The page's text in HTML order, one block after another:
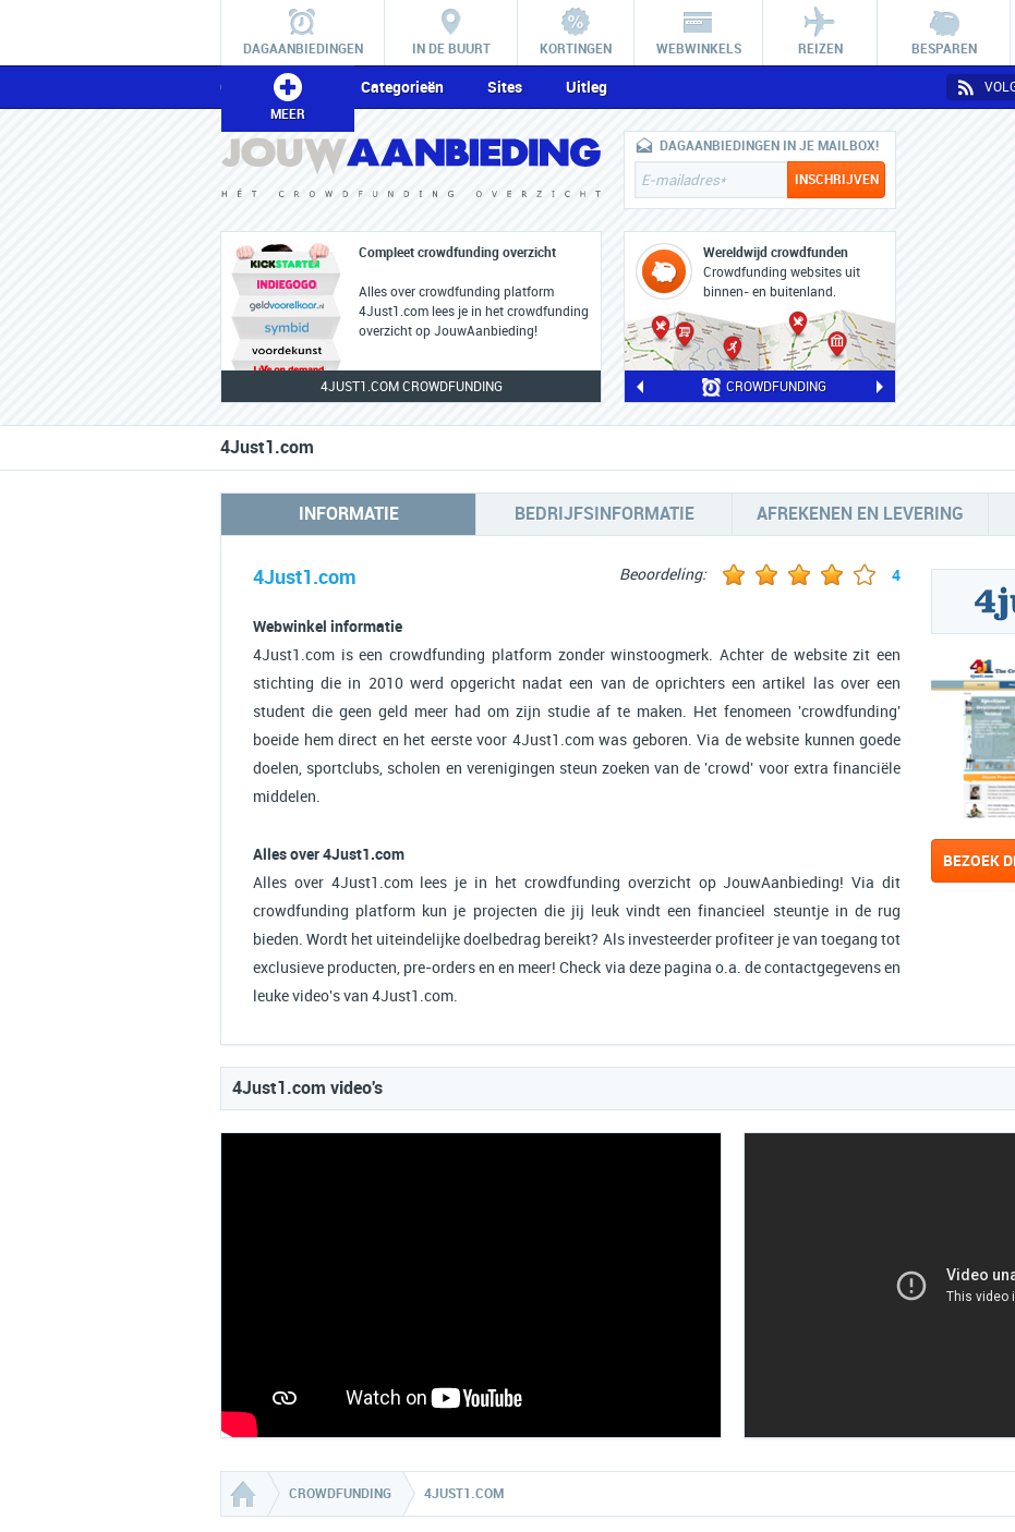
DAGAANBIEDINGEN IN DE BUURT KORTINGEN WEBWINKELS REIZEN BESPAREN
MEER
Crowdfunding Categorieën Sites Uitleg
Compleet crowdfunding overzicht
Alles over crowdfunding platform
4Just1.com lees je in het crowdfunding
overzicht op JouwAanbieding!
4JUST1.COM CROWDFUNDING
DAGAANBIEDINGEN IN JE MAILBOX!
Wereldwijd crowdfunden
Crowdfunding websites uit
binnen- en buitenland.
CROWDFUNDING
4Just1.com
INFORMATIE BEDRIJFSINFORMATIE AFREKENEN EN LEVERING
4Just1.com Beoordeling: 4
Webwinkel informatie
4Just1.com is een crowdfunding platform zonder winstoogmerk. Achter de website zit een
stichting die in 2010 werd opgericht nadat een van de oprichters een artikel las over een
student die geen geld meer had om zijn studie af te maken. Het fenomeen 'crowdfunding'
boeide hem direct en het eerste voor 4Just1.com was geboren. Via de website kunnen goede
doelen, sportclubs, scholen en verenigingen steun zoeken van de 'crowd' voor extra financiële
middelen.
Alles over 4Just1.com
Alles over 4Just1.com lees je in het crowdfunding overzicht op JouwAanbieding! Via dit
crowdfunding platform kun je projecten die jij leuk vindt een financieel steuntje in de rug
bieden. Wordt het uiteindelijke doelbedrag bereikt? Als investeerder profiteer je van toegang tot
exclusieve producten, pre-orders en en meer! Check via deze pagina o.a. de contactgegevens en
leuke video's van 4Just1.com.
BEZOEK
4Just1.com video's
CROWDFUNDING 4JUST1.COM